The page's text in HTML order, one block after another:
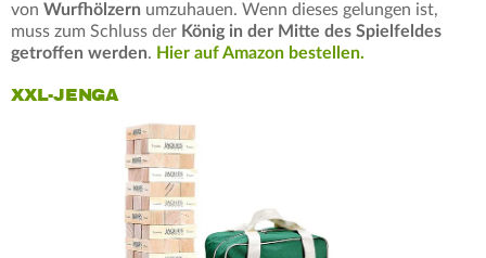
von Wurfhölzern umzuhauen. Wenn dieses gelungen ist,
muss zum Schluss der König in der Mitte des Spielfeldes
getroffen werden. Hier auf Amazon bestellen.
XXL-JENGA